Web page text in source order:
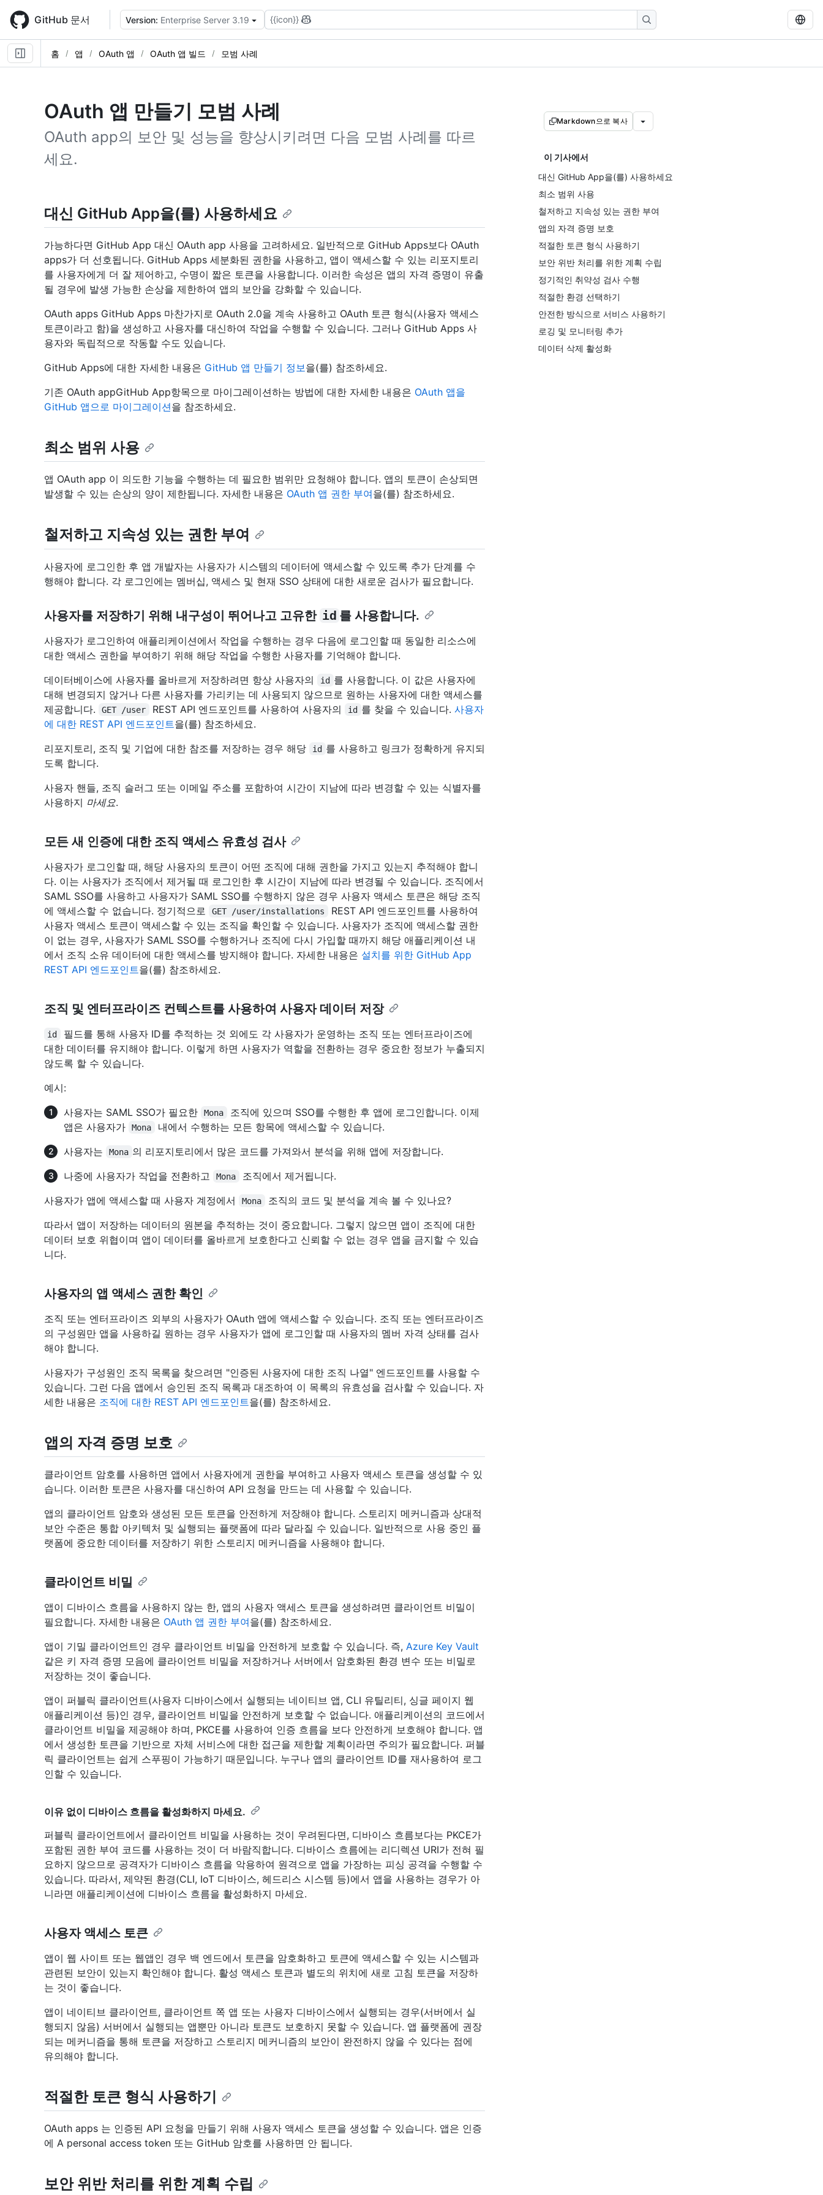
main
content
GitHub 문서 Version: Enterprise Server 3.19 {{icon}}
홈 앱 OAuth 앱 OAuth 앱 빌드 모범 사례
OAuth 앱 만들기 모범 사례
OAuth app의 보안 및 성능을 향상시키려면 다음 모범 사례를 따르
세요.
Markdown으로 복사
이 기사에서
대신 GitHub App을(를) 사용하세요
최소 범위 사용
철저하고 지속성 있는 권한 부여
앱의 자격 증명 보호
적절한 토큰 형식 사용하기
보안 위반 처리를 위한 계획 수립
정기적인 취약성 검사 수행
적절한 환경 선택하기
안전한 방식으로 서비스 사용하기
로깅 및 모니터링 추가
데이터 삭제 활성화
대신 GitHub App을(를) 사용하세요
가능하다면 GitHub App 대신 OAuth app 사용을 고려하세요. 일반적으로 GitHub Apps보다 OAuth
apps가 더 선호됩니다. GitHub Apps 세분화된 권한을 사용하고, 앱이 액세스할 수 있는 리포지토리
를 사용자에게 더 잘 제어하고, 수명이 짧은 토큰을 사용합니다. 이러한 속성은 앱의 자격 증명이 유출
될 경우에 발생 가능한 손상을 제한하여 앱의 보안을 강화할 수 있습니다.
OAuth apps GitHub Apps 마찬가지로 OAuth 2.0을 계속 사용하고 OAuth 토큰 형식(사용자 액세스
토큰이라고 함)을 생성하고 사용자를 대신하여 작업을 수행할 수 있습니다. 그러나 GitHub Apps 사
용자와 독립적으로 작동할 수도 있습니다.
GitHub Apps에 대한 자세한 내용은 GitHub 앱 만들기 정보을(를) 참조하세요.
기존 OAuth appGitHub App항목으로 마이그레이션하는 방법에 대한 자세한 내용은 OAuth 앱을
GitHub 앱으로 마이그레이션을 참조하세요.
최소 범위 사용
앱 OAuth app 이 의도한 기능을 수행하는 데 필요한 범위만 요청해야 합니다. 앱의 토큰이 손상되면
발생할 수 있는 손상의 양이 제한됩니다. 자세한 내용은 OAuth 앱 권한 부여을(를) 참조하세요.
철저하고 지속성 있는 권한 부여
사용자에 로그인한 후 앱 개발자는 사용자가 시스템의 데이터에 액세스할 수 있도록 추가 단계를 수
행해야 합니다. 각 로그인에는 멤버십, 액세스 및 현재 SSO 상태에 대한 새로운 검사가 필요합니다.
사용자를 저장하기 위해 내구성이 뛰어나고 고유한 id 를 사용합니다.
사용자가 로그인하여 애플리케이션에서 작업을 수행하는 경우 다음에 로그인할 때 동일한 리소스에
대한 액세스 권한을 부여하기 위해 해당 작업을 수행한 사용자를 기억해야 합니다.
데이터베이스에 사용자를 올바르게 저장하려면 항상 사용자의
id 를 사용합니다. 이 값은 사용자에
대해 변경되지 않거나 다른 사용자를 가리키는 데 사용되지 않으므로 원하는 사용자에 대한 액세스를
제공합니다.
GET /user REST API 엔드포인트를 사용하여 사용자의 id 를 찾을 수 있습니다. 사용자
에 대한 REST API 엔드포인트을(를) 참조하세요.
리포지토리, 조직 및 기업에 대한 참조를 저장하는 경우 해당
id 를 사용하고 링크가 정확하게 유지되
도록 합니다.
사용자 핸들, 조직 슬러그 또는 이메일 주소를 포함하여 시간이 지남에 따라 변경할 수 있는 식별자를
사용하지 마세요.
모든 새 인증에 대한 조직 액세스 유효성 검사
사용자가 로그인할 때, 해당 사용자의 토큰이 어떤 조직에 대해 권한을 가지고 있는지 추적해야 합니
다. 이는 사용자가 조직에서 제거될 때 로그인한 후 시간이 지남에 따라 변경될 수 있습니다. 조직에서
SAML SSO를 사용하고 사용자가 SAML SSO를 수행하지 않은 경우 사용자 액세스 토큰은 해당 조직
에 액세스할 수 없습니다. 정기적으로
GET /user/installations
REST API 엔드포인트를 사용하여
사용자 액세스 토큰이 액세스할 수 있는 조직을 확인할 수 있습니다. 사용자가 조직에 액세스할 권한
이 없는 경우, 사용자가 SAML SSO를 수행하거나 조직에 다시 가입할 때까지 해당 애플리케이션 내
에서 조직 소유 데이터에 대한 액세스를 방지해야 합니다. 자세한 내용은 설치를 위한 GitHub App
REST API 엔드포인트을(를) 참조하세요.
조직 및 엔터프라이즈 컨텍스트를 사용하여 사용자 데이터 저장
id
필드를 통해 사용자 ID를 추적하는 것 외에도 각 사용자가 운영하는 조직 또는 엔터프라이즈에
대한 데이터를 유지해야 합니다. 이렇게 하면 사용자가 역할을 전환하는 경우 중요한 정보가 누출되지
않도록 할 수 있습니다.
예시:
사용자는 SAML SSO가 필요한
Mona
조직에 있으며 SSO를 수행한 후 앱에 로그인합니다. 이제
앱은 사용자가
Mona
내에서 수행하는 모든 항목에 액세스할 수 있습니다.
사용자는
Mona 의 리포지토리에서 많은 코드를 가져와서 분석을 위해 앱에 저장합니다.
나중에 사용자가 작업을 전환하고
Mona
조직에서 제거됩니다.
사용자가 앱에 액세스할 때 사용자 계정에서
Mona
조직의 코드 및 분석을 계속 볼 수 있나요?
따라서 앱이 저장하는 데이터의 원본을 추적하는 것이 중요합니다. 그렇지 않으면 앱이 조직에 대한
데이터 보호 위협이며 앱이 데이터를 올바르게 보호한다고 신뢰할 수 없는 경우 앱을 금지할 수 있습
니다.
사용자의 앱 액세스 권한 확인
조직 또는 엔터프라이즈 외부의 사용자가 OAuth 앱에 액세스할 수 있습니다. 조직 또는 엔터프라이즈
의 구성원만 앱을 사용하길 원하는 경우 사용자가 앱에 로그인할 때 사용자의 멤버 자격 상태를 검사
해야 합니다.
사용자가 구성원인 조직 목록을 찾으려면 "인증된 사용자에 대한 조직 나열" 엔드포인트를 사용할 수
있습니다. 그런 다음 앱에서 승인된 조직 목록과 대조하여 이 목록의 유효성을 검사할 수 있습니다. 자
세한 내용은 조직에 대한 REST API 엔드포인트을(를) 참조하세요.
앱의 자격 증명 보호
클라이언트 암호를 사용하면 앱에서 사용자에게 권한을 부여하고 사용자 액세스 토큰을 생성할 수 있
습니다. 이러한 토큰은 사용자를 대신하여 API 요청을 만드는 데 사용할 수 있습니다.
앱의 클라이언트 암호와 생성된 모든 토큰을 안전하게 저장해야 합니다. 스토리지 메커니즘과 상대적
보안 수준은 통합 아키텍처 및 실행되는 플랫폼에 따라 달라질 수 있습니다. 일반적으로 사용 중인 플
랫폼에 중요한 데이터를 저장하기 위한 스토리지 메커니즘을 사용해야 합니다.
클라이언트 비밀
앱이 디바이스 흐름을 사용하지 않는 한, 앱의 사용자 액세스 토큰을 생성하려면 클라이언트 비밀이
필요합니다. 자세한 내용은 OAuth 앱 권한 부여을(를) 참조하세요.
앱이 기밀 클라이언트인 경우 클라이언트 비밀을 안전하게 보호할 수 있습니다. 즉, Azure Key Vault
같은 키 자격 증명 모음에 클라이언트 비밀을 저장하거나 서버에서 암호화된 환경 변수 또는 비밀로
저장하는 것이 좋습니다.
앱이 퍼블릭 클라이언트(사용자 디바이스에서 실행되는 네이티브 앱, CLI 유틸리티, 싱글 페이지 웹
애플리케이션 등)인 경우, 클라이언트 비밀을 안전하게 보호할 수 없습니다. 애플리케이션의 코드에서
클라이언트 비밀을 제공해야 하며, PKCE를 사용하여 인증 흐름을 보다 안전하게 보호해야 합니다. 앱
에서 생성한 토큰을 기반으로 자체 서비스에 대한 접근을 제한할 계획이라면 주의가 필요합니다. 퍼블
릭 클라이언트는 쉽게 스푸핑이 가능하기 때문입니다. 누구나 앱의 클라이언트 ID를 재사용하여 로그
인할 수 있습니다.
이유 없이 디바이스 흐름을 활성화하지 마세요.
퍼블릭 클라이언트에서 클라이언트 비밀을 사용하는 것이 우려된다면, 디바이스 흐름보다는 PKCE가
포함된 권한 부여 코드를 사용하는 것이 더 바람직합니다. 디바이스 흐름에는 리디렉션 URI가 전혀 필
요하지 않으므로 공격자가 디바이스 흐름을 악용하여 원격으로 앱을 가장하는 피싱 공격을 수행할 수
있습니다. 따라서, 제약된 환경(CLI, IoT 디바이스, 헤드리스 시스템 등)에서 앱을 사용하는 경우가 아
니라면 애플리케이션에 디바이스 흐름을 활성화하지 마세요.
사용자 액세스 토큰
앱이 웹 사이트 또는 웹앱인 경우 백 엔드에서 토큰을 암호화하고 토큰에 액세스할 수 있는 시스템과
관련된 보안이 있는지 확인해야 합니다. 활성 액세스 토큰과 별도의 위치에 새로 고침 토큰을 저장하
는 것이 좋습니다.
앱이 네이티브 클라이언트, 클라이언트 쪽 앱 또는 사용자 디바이스에서 실행되는 경우(서버에서 실
행되지 않음) 서버에서 실행되는 앱뿐만 아니라 토큰도 보호하지 못할 수 있습니다. 앱 플랫폼에 권장
되는 메커니즘을 통해 토큰을 저장하고 스토리지 메커니즘의 보안이 완전하지 않을 수 있다는 점에
유의해야 합니다.
적절한 토큰 형식 사용하기
OAuth apps 는 인증된 API 요청을 만들기 위해 사용자 액세스 토큰을 생성할 수 있습니다. 앱은 인증
에 A personal access token 또는 GitHub 암호를 사용하면 안 됩니다.
보안 위반 처리를 위한 계획 수립